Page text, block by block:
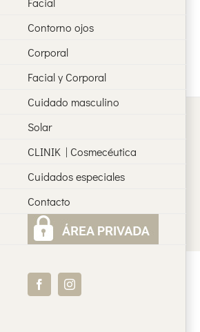
Contorno ojos
Corporal
Facial y Corporal
Cuidado masculino
Solar
CLINIK | Cosmecéutica
Cuidados especiales
Contacto
FacebookInstagram